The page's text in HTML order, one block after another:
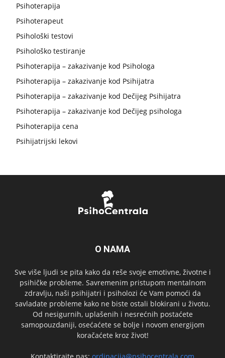
Psihoterapija
Psihoterapeut
Psihološki testovi
Psihološko testiranje
Psihoterapija – zakazivanje kod Psihologa
Psihoterapija – zakazivanje kod Psihijatra
Psihoterapija – zakazivanje kod Dečijeg Psihijatra
Psihoterapija – zakazivanje kod Dečijeg psihologa
Psihoterapija cena
Psihijatrijski lekovi
O NAMA
Sve više ljudi se pita kako da reše svoje emotivne, životne i
psihičke probleme. Savremenim pristupom mentalnom
zdravlju, naši psihijatri i psiholozi će Vam pomoći da
savladate probleme kako ne biste ostali blokirani u životu.
Od nesigurnih, uplašenih i nesrećnih postaćete
samopouzdaniji, osećaćete se bolje i novom energijom
koračaćete kroz život!
Kontaktirajte nas: ordinacija@psihocentrala.com